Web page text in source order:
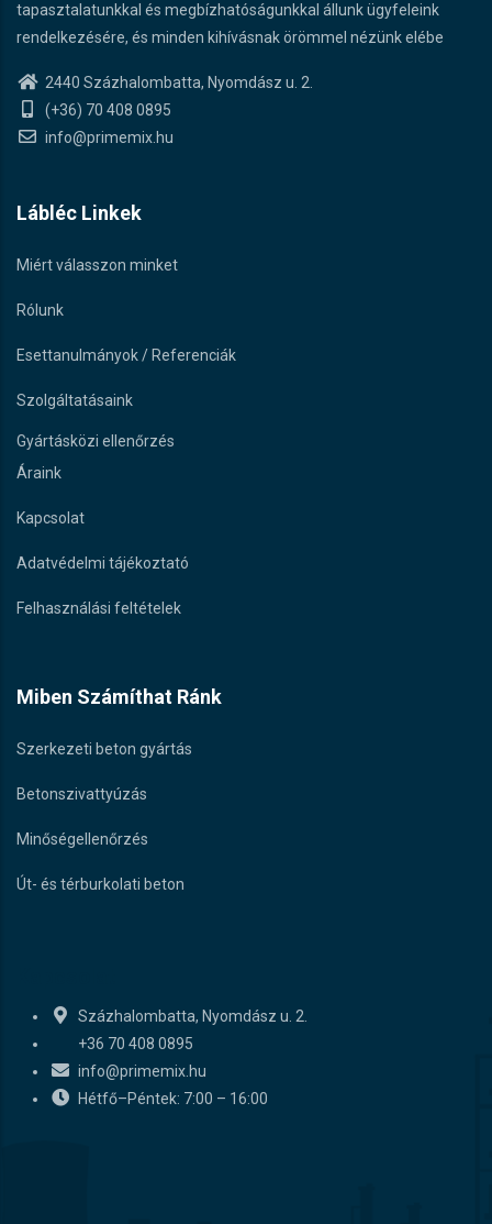
tapasztalatunkkal és megbízhatóságunkkal állunk ügyfeleink
rendelkezésére, és minden kihívásnak örömmel nézünk elébe
2440 Százhalombatta, Nyomdász u. 2.
(+36) 70 408 0895
info@primemix.hu
Lábléc Linkek
Miért válasszon minket
Rólunk
Esettanulmányok / Referenciák
Szolgáltatásaink
Gyártásközi ellenőrzés
Áraink
Kapcsolat
Adatvédelmi tájékoztató
Felhasználási feltételek
Miben Számíthat Ránk
Szerkezeti beton gyártás
Betonszivattyúzás
Minőségellenőrzés
Út- és térburkolati beton
Százhalombatta, Nyomdász u. 2.
+36 70 408 0895
info@primemix.hu
Hétfő–Péntek: 7:00 – 16:00